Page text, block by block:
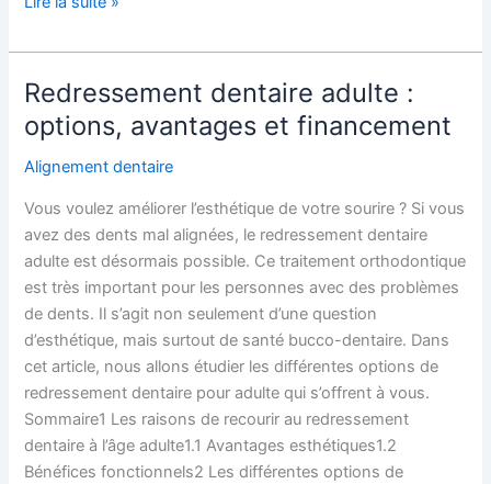
Redressement dentaire adulte :
options, avantages et financement
Alignement dentaire
Vous voulez améliorer l’esthétique de votre sourire ? Si vous
avez des dents mal alignées, le redressement dentaire
adulte est désormais possible. Ce traitement orthodontique
est très important pour les personnes avec des problèmes
de dents. Il s’agit non seulement d’une question
d’esthétique, mais surtout de santé bucco-dentaire. Dans
cet article, nous allons étudier les différentes options de
redressement dentaire pour adulte qui s’offrent à vous.
Sommaire1 Les raisons de recourir au redressement
dentaire à l’âge adulte1.1 Avantages esthétiques1.2
Bénéfices fonctionnels2 Les différentes options de
Redressement
dentaire
adulte
:
avantages
et
financement